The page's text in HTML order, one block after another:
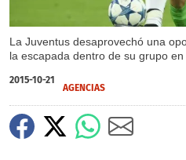
La Juventus desaprovechó una
la escapada dentro de su grupo en
2015-10-21
AGENCIAS